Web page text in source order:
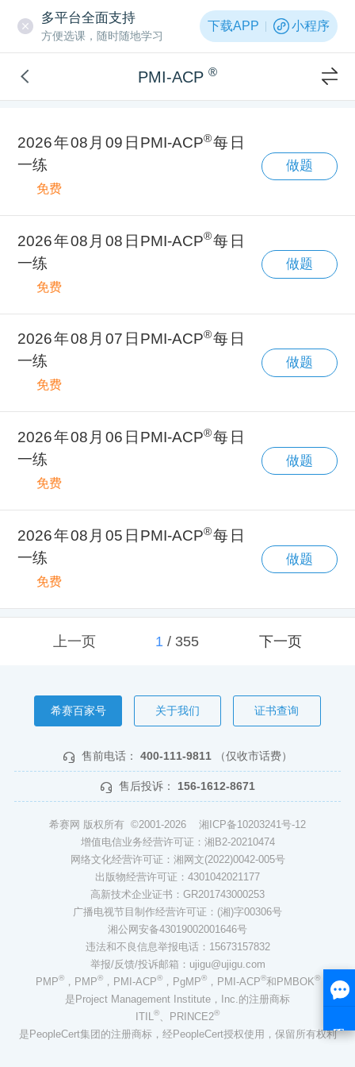
多平台全面支持
方便选课，随时随地学习
下载APP 小程序
PMI-ACP ®
2026年08月09日PMI-ACP®每日
一练
免费
做题
2026年08月08日PMI-ACP®每日
一练
免费
做题
2026年08月07日PMI-ACP®每日
一练
免费
做题
2026年08月06日PMI-ACP®每日
一练
免费
做题
2026年08月05日PMI-ACP®每日
一练
免费
做题
上一页 1/ 355 下一页
希赛百家号 关于我们 证书查询
售前电话： 400-111-9811 （仅收市话费）
售后投诉： 156-1612-8671
希赛网 版权所有 ©2001-2026 湘ICP备10203241号-12
增值电信业务经营许可证：湘B2-20210474
网络文化经营许可证：湘网文(2022)0042-005号
出版物经营许可证：4301042021177
高新技术企业证书：GR201743000253
广播电视节目制作经营许可证：(湘)字00306号
湘公网安备43019002001646号
违法和不良信息举报电话：15673157832
举报/反馈/投诉邮箱：ujigu@ujigu.com
PMP®，PMP®，PMI-ACP®，PgMP®，PMI-ACP®和PMBOK®
是Project Management Institute，Inc.的注册商标
ITIL®、PRINCE2®
是PeopleCert集团的注册商标，经PeopleCert授权使用，保留所有权利